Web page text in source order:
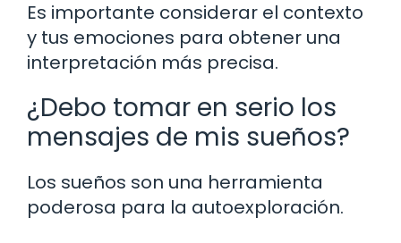
Es importante considerar el contexto
y tus emociones para obtener una
interpretación más precisa.
¿Debo tomar en serio los
mensajes de mis sueños?
Los sueños son una herramienta
poderosa para la autoexploración.